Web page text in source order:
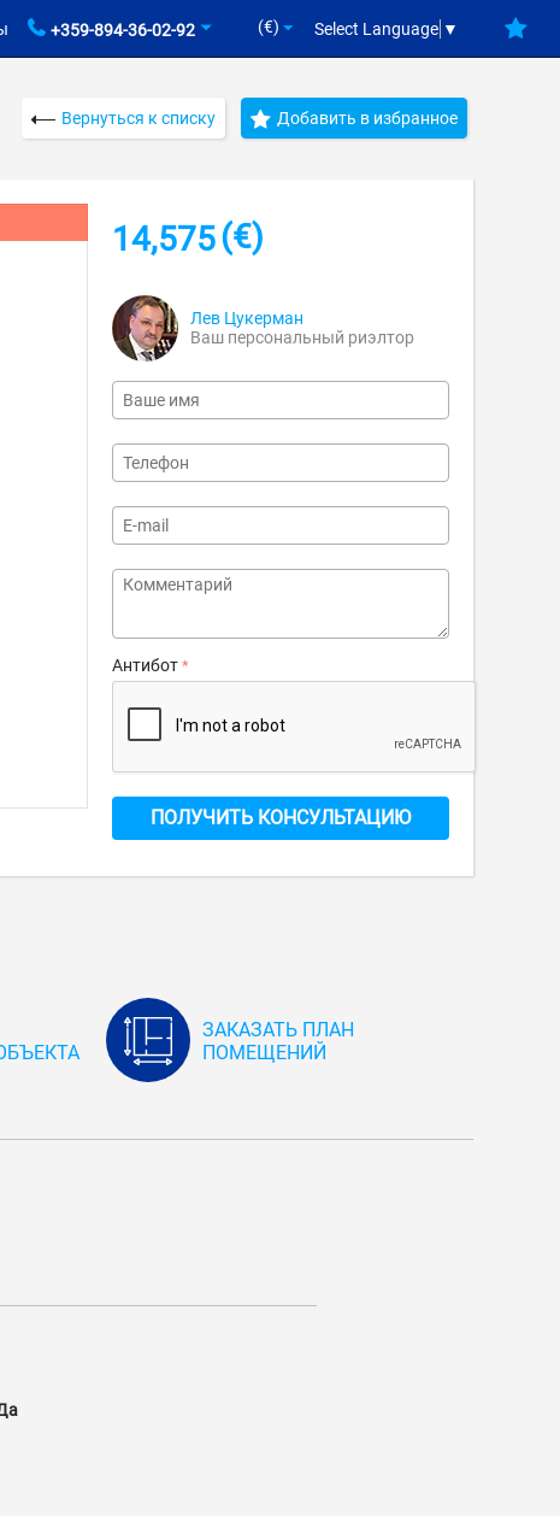
+359-894-36-02-92 (€) Select Language ▼
Вернуться к списку Добавить в избранное
14,575(€)
Лев Цукерман
Ваш персональный риэлтор
Антибот
ПОЛУЧИТЬ КОНСУЛЬТАЦИЮ
ЗАКАЗАТЬ ПЛАН
ПОМЕЩЕНИЙ